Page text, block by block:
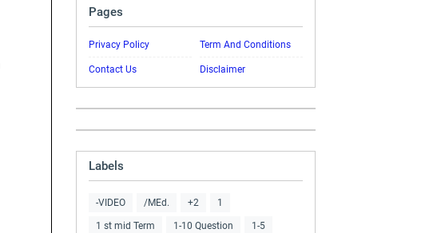
Pages
Privacy Policy Term And Conditions
Contact Us Disclaimer
Labels
-VIDEO /MEd. +2 1
1 st mid Term 1-10 Question 1-5